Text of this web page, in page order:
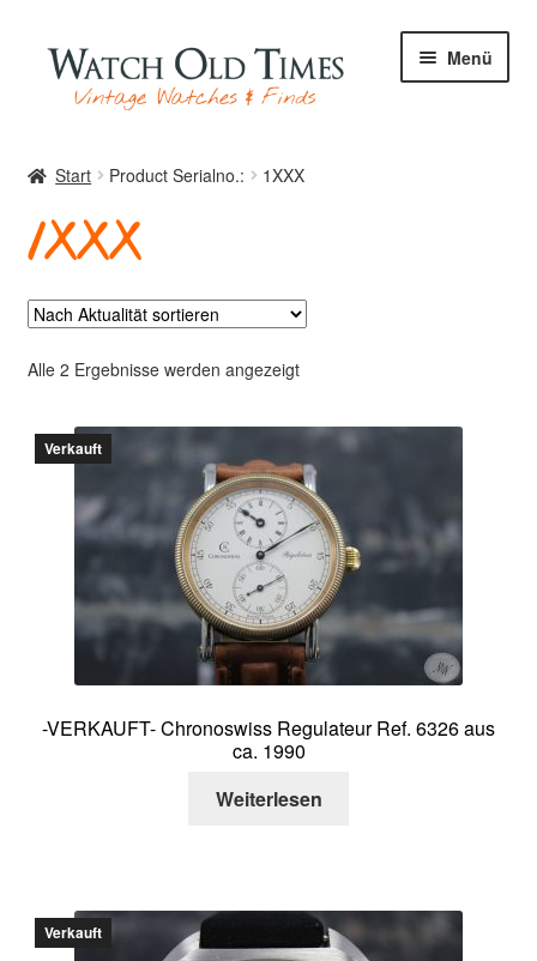
Zur
Navigation
springen
Zum
Inhalt
springen
Menü
Uhren
Archiv
Über mich
Kontakt
Start Product Serialno.: 1XXX
1XXX
Alle 2 Ergebnisse werden angezeigtNach
Verkauft
-VERKAUFT- Chronoswiss Regulateur Ref. 6326 aus
ca. 1990
Weiterlesen
Verkauft